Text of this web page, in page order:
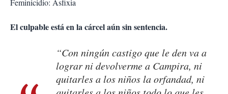
Feminicidio: Asfixia
El culpable está en la cárcel aún sin sentencia.
“Con ningún castigo que le den va a
lograr ni devolverme a Campira, ni
quitarles a los niños la orfandad, ni